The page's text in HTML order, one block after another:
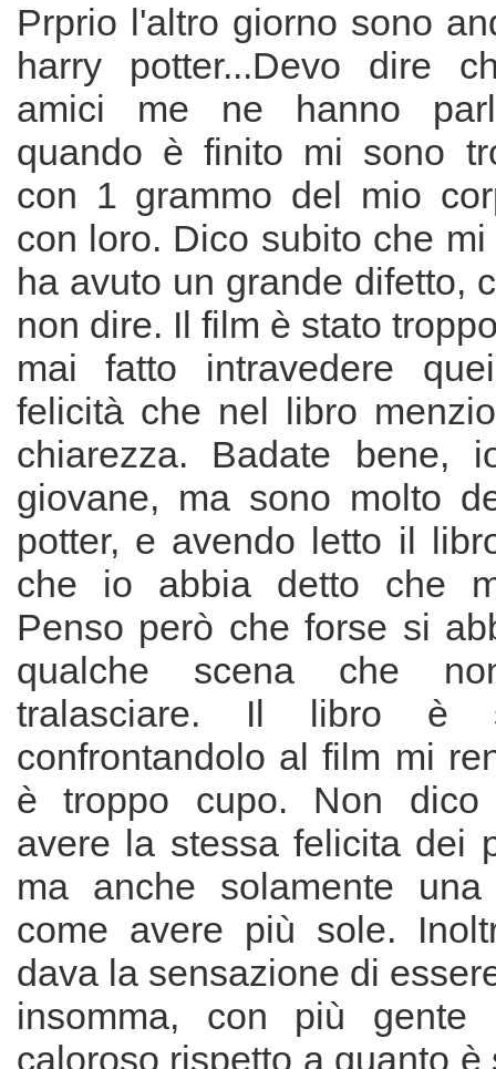
Prprio l'altro giorno sono
harry potter...Devo dire
amici me ne hanno
quando è finito mi sono
con 1 grammo del mio
con loro. Dico subito che
ha avuto un grande difetto,
non dire. Il film è stato
mai fatto intravedere
felicità che nel libro
chiarezza. Badate bene,
giovane, ma sono molto
potter, e avendo letto il
che io abbia detto che
Penso però che forse si
qualche scena che
tralasciare. Il libro è
confrontandolo al film mi
è troppo cupo. Non dico
avere la stessa felicita dei
ma anche solamente
come avere più sole.
dava la sensazione di
insomma, con più
caloroso rispetto a quanto è